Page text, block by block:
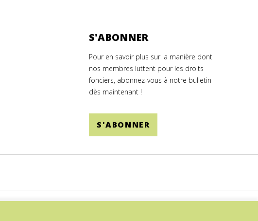
S'ABONNER
Pour en savoir plus sur la manière dont
nos membres luttent pour les droits
fonciers, abonnez-vous à notre bulletin
dès maintenant !
S'ABONNER